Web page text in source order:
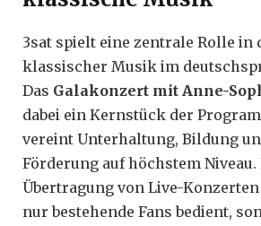
3sat spielt eine zentrale Rolle in
klassischer Musik im
Das Galakonzert mit Anne-
dabei ein Kernstück der
vereint Unterhaltung, Bildung
Förderung auf höchstem Niveau.
Übertragung von Live-
nur bestehende Fans bedient,